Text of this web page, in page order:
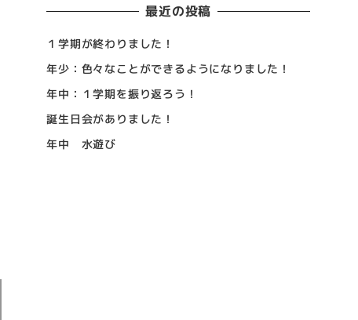
最近の投稿
１学期が終わりました！
年少：色々なことができるようになりました！
年中：１学期を振り返ろう！
誕生日会がありました！
年中 水遊び